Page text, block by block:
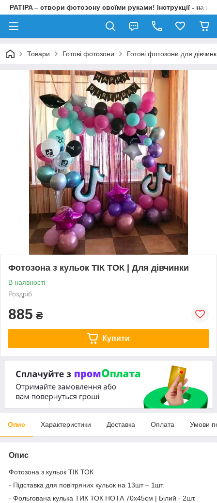
PATIPA – створи фотозону своїми руками! Інструкції - на
Товари Готові фотозони Готові фотозони для
Фотозона з кульок ТІК ТОК | Для дівчинки
В наявності
Роздріб
885 ₴
Купити
Опис Характеристики Доставка Оплата Умови
Опис
Фотозона з кульок ТІК ТОК
- Підставка для повітряних кульок на 13шт – 1шт.
- Фольгована кулька ТИК ТОК НОТА 70x45см | Білий - 2шт.